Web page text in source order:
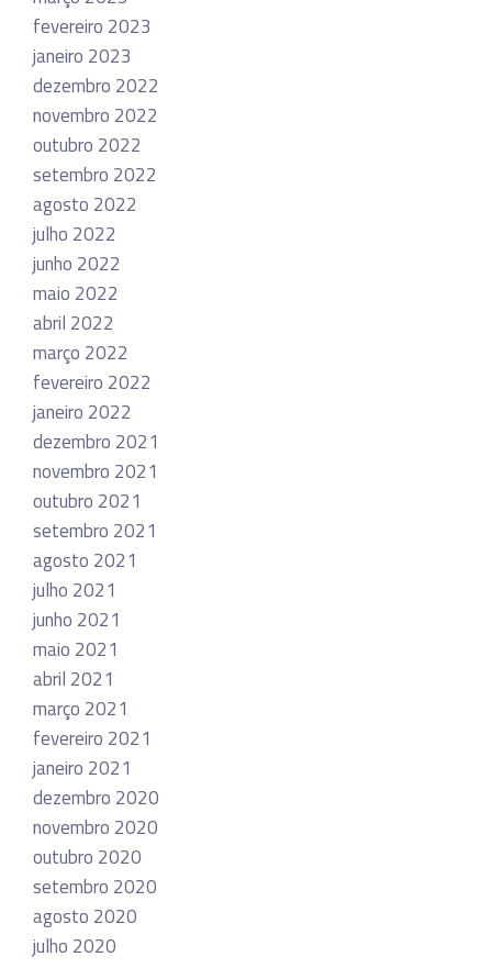
fevereiro 2023
janeiro 2023
dezembro 2022
novembro 2022
outubro 2022
setembro 2022
agosto 2022
julho 2022
junho 2022
maio 2022
abril 2022
março 2022
fevereiro 2022
janeiro 2022
dezembro 2021
novembro 2021
outubro 2021
setembro 2021
agosto 2021
julho 2021
junho 2021
maio 2021
abril 2021
março 2021
fevereiro 2021
janeiro 2021
dezembro 2020
novembro 2020
outubro 2020
setembro 2020
agosto 2020
julho 2020